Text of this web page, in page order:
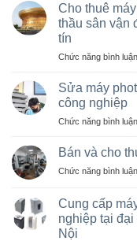
Cho thuê
thầu sân vận
tín
Chức năng bình
Sửa máy
công nghiệp
Chức năng bình
Bán và cho
Chức năng bình
Cung cấp
nghiệp tại
Nội